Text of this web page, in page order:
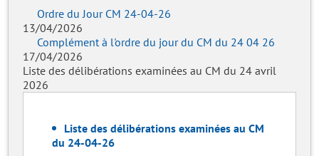
Ordre du Jour CM 24-04-26
13/04/2026
Complément à l'ordre du jour du CM du 24 04 26
17/04/2026
Liste des délibérations examinées au CM du 24 avril
2026
Liste des délibérations examinées au CM
du 24-04-26